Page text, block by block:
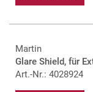
Martin
Glare Shield, für
Art.-Nr.: 4028924